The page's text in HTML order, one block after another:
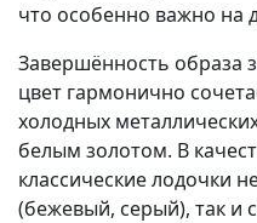
что особенно важно на
Завершённость образа
цвет гармонично
холодных
белым золотом. В
классические лодочки
(бежевый, серый), так и